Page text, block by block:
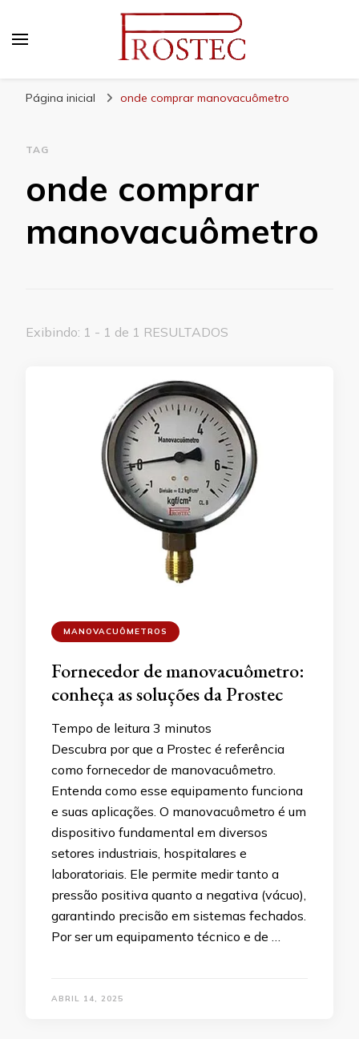
Página inicial onde comprar manovacuômetro
TAG
onde comprar
manovacuômetro
Exibindo: 1 - 1 de 1 RESULTADOS
MANOVACUÔMETROS
Fornecedor de manovacuômetro:
conheça as soluções da Prostec
Tempo de leitura 3 minutos
Descubra por que a Prostec é referência
como fornecedor de manovacuômetro.
Entenda como esse equipamento funciona
e suas aplicações. O manovacuômetro é um
dispositivo fundamental em diversos
setores industriais, hospitalares e
laboratoriais. Ele permite medir tanto a
pressão positiva quanto a negativa (vácuo),
garantindo precisão em sistemas fechados.
Por ser um equipamento técnico e de …
ABRIL 14, 2025